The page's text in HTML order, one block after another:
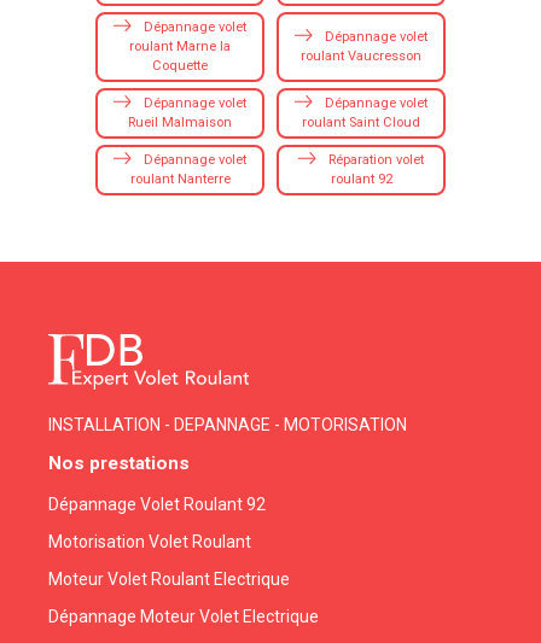
Dépannage volet
roulant Marne la
Coquette
Dépannage volet
roulant Vaucresson
Dépannage volet
Rueil Malmaison
Dépannage volet
roulant Saint Cloud
Dépannage volet
roulant Nanterre
Réparation volet
roulant 92
INSTALLATION - DEPANNAGE - MOTORISATION
Nos prestations
Dépannage Volet Roulant 92
Motorisation Volet Roulant
Moteur Volet Roulant Electrique
Dépannage Moteur Volet Electrique